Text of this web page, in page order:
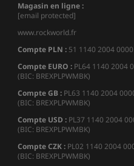
Magasin en ligne :
[email protected]
www.rockworld.fr
Compte PLN : 51 1140 2004
Compte EURO : PL64 1140 2004
(BIC: BREXPLPWMBK)
Compte GB : PL63 1140 2004
(BIC: BREXPLPWMBK)
Compte USD : PL37 1140 2004
(BIC: BREXPLPWMBK)
Compte CZK : PL02 1140 2004
(BIC: BREXPLPWMBK)